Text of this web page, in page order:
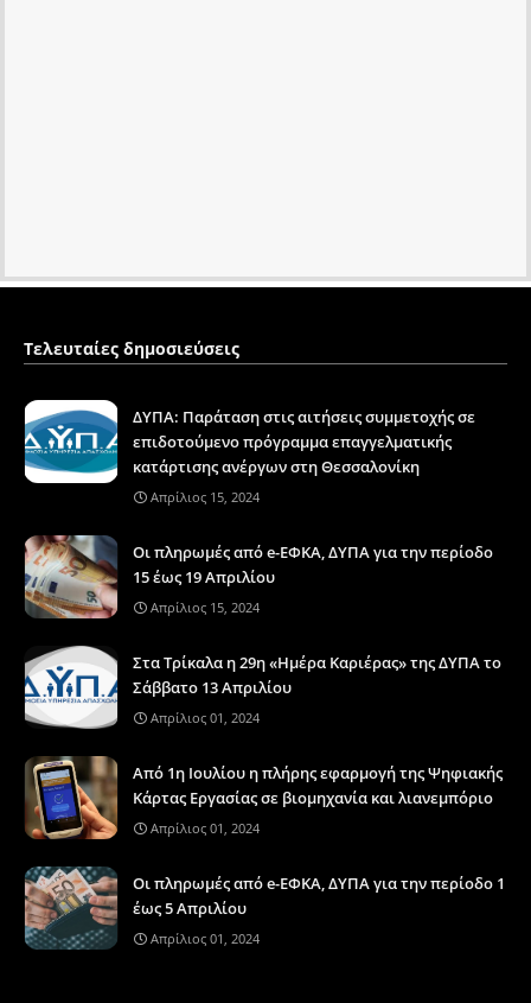
Τελευταίες δημοσιεύσεις
ΔΥΠΑ: Παράταση στις αιτήσεις συμμετοχής σε
επιδοτούμενο πρόγραμμα επαγγελματικής
κατάρτισης ανέργων στη Θεσσαλονίκη
Απρίλιος 15, 2024
Οι πληρωμές από e-ΕΦΚΑ, ΔΥΠΑ για την περίοδο
15 έως 19 Απριλίου
Απρίλιος 15, 2024
Στα Τρίκαλα η 29η «Ημέρα Καριέρας» της ΔΥΠΑ το
Σάββατο 13 Απριλίου
Απρίλιος 01, 2024
Από 1η Ιουλίου η πλήρης εφαρμογή της Ψηφιακής
Κάρτας Εργασίας σε βιομηχανία και λιανεμπόριο
Απρίλιος 01, 2024
Οι πληρωμές από e-ΕΦΚΑ, ΔΥΠΑ για την περίοδο 1
έως 5 Απριλίου
Απρίλιος 01, 2024